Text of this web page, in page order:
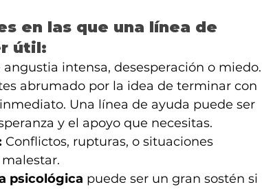
en las que una línea de
útil:
intensa, desesperación o miedo.
abrumado por la idea de terminar con
Una línea de ayuda puede ser
y el apoyo que necesitas.
Conflictos, rupturas, o situaciones
psicológica puede ser un gran sostén si